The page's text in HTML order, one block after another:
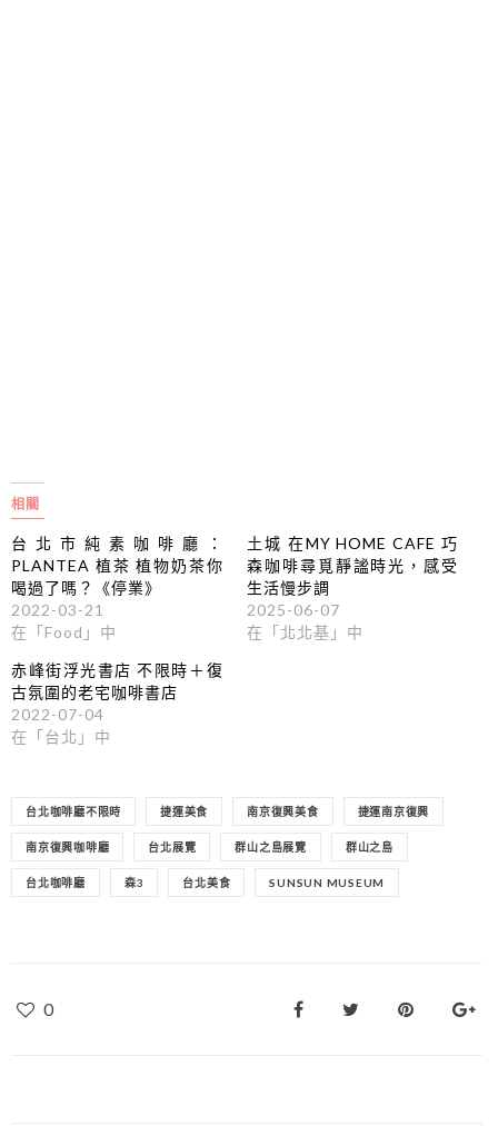
相關
台北市純素咖啡廳：
PLANTEA 植茶 植物奶茶你
喝過了嗎？《停業》
2022-03-21
在「Food」中
土城 在MY HOME CAFE 巧
森咖啡尋覓靜謐時光，感受
生活慢步調
2025-06-07
在「北北基」中
赤峰街浮光書店 不限時＋復
古氛圍的老宅咖啡書店
2022-07-04
在「台北」中
台北咖啡廳不限時 捷運美食 南京復興美食 捷運南京復興
南京復興咖啡廳 台北展覽 群山之島展覽 群山之島
台北咖啡廳 森3 台北美食 SUNSUN MUSEUM
0